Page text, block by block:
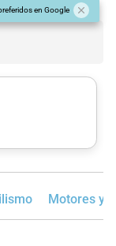
en Google
Motores y